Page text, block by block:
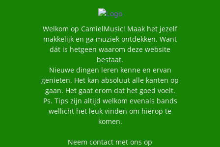
Welkom op CamielMusic! Maak het jezelf
makkelijk en ga muziek ontdekken. Want
dát is hetgeen waarom deze website
bestaat.
Nieuwe dingen leren kenne en ervan
genieten. Het kan absoluut alle kanten op
gaan. Het gaat erom dat het goed voelt.
Ps. Tips zijn altijd welkom evenals bands
wellicht het leuk vinden om hierop te
komen.
Neem contact met ons op